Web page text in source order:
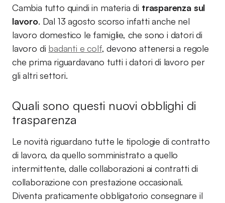
Cambia tutto quindi in materia di trasparenza sul
lavoro. Dal 13 agosto scorso infatti anche nel
lavoro domestico le famiglie, che sono i datori di
lavoro di badanti e colf, devono attenersi a regole
che prima riguardavano tutti i datori di lavoro per
gli altri settori.
Quali sono questi nuovi obblighi di
trasparenza
Le novità riguardano tutte le tipologie di contratto
di lavoro, da quello somministrato a quello
intermittente, dalle collaborazioni ai contratti di
collaborazione con prestazione occasionali.
Diventa praticamente obbligatorio consegnare il